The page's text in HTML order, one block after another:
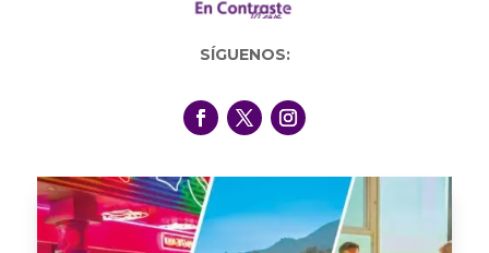
SÍGUENOS: